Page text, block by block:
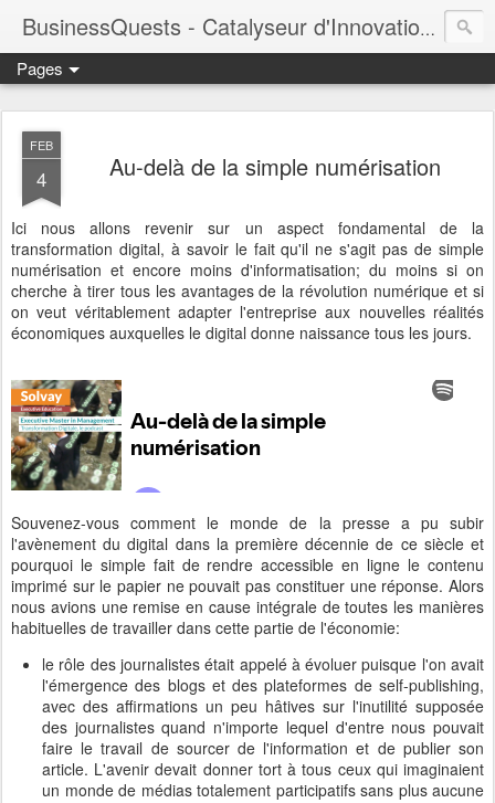
BusinessQuests - Catalyseur d'Innovation en Entreprise
Pages
FEB
4 Au-delà de la simple numérisation
Ici nous allons revenir sur un aspect fondamental de la
transformation digital, à savoir le fait qu'il ne s'agit pas de simple
numérisation et encore moins d'informatisation; du moins si on
cherche à tirer tous les avantages de la révolution numérique et si
on veut véritablement adapter l'entreprise aux nouvelles réalités
économiques auxquelles le digital donne naissance tous les jours.
Souvenez-vous comment le monde de la presse a pu subir
l'avènement du digital dans la première décennie de ce siècle et
pourquoi le simple fait de rendre accessible en ligne le contenu
imprimé sur le papier ne pouvait pas constituer une réponse. Alors
nous avions une remise en cause intégrale de toutes les manières
habituelles de travailler dans cette partie de l'économie:
le rôle des journalistes était appelé à évoluer puisque l'on avait
l'émergence des blogs et des plateformes de self-publishing,
avec des affirmations un peu hâtives sur l'inutilité supposée
des journalistes quand n'importe lequel d'entre nous pouvait
faire le travail de sourcer de l'information et de publier son
article. L'avenir devait donner tort à tous ceux qui imaginaient
un monde de médias totalement participatifs sans plus aucune